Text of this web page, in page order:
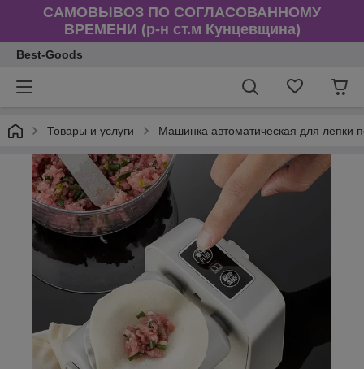
САМОВЫВОЗ ПО СОГЛАСОВАННОМУ
ВРЕМЕНИ (р-н ст.м Кунцевщина)
Best-Goods
Товары и услуги Машинка автоматическая для лепки